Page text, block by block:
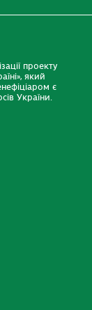
проекту
який
є
України.